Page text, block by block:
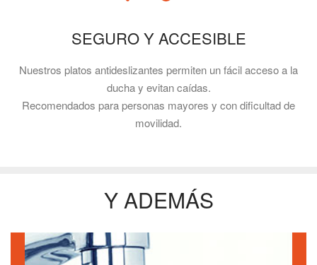
SEGURO Y ACCESIBLE
Nuestros platos antideslizantes permiten un fácil acceso a la
ducha y evitan caídas.
Recomendados para personas mayores y con dificultad de
movilidad.
Y ADEMÁS